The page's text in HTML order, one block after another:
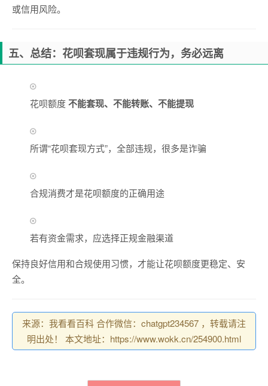
或信用风险。
五、总结：花呗套现属于违规行为，务必远离
花呗额度不能套现、不能转账、不能提现
所谓“花呗套现方式”，全部违规，很多是诈骗
合规消费才是花呗额度的正确用途
若有资金需求，应选择正规金融渠道
保持良好信用和合规使用习惯，才能让花呗额度更稳定、安
全。
来源：我看看百科 合作微信：chatgpt234567 ，转载请注
明出处！ 本文地址：https://www.wokk.cn/254900.html